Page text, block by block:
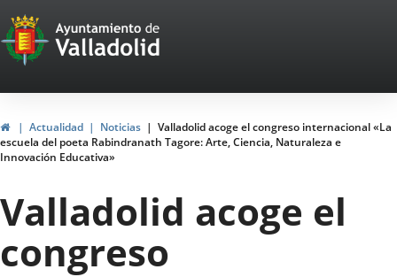
Portal
Web
del
Ayuntamiento
de
Valladolid
InicioActualidad Noticias
Valladolid acoge el congreso internacional «La
escuela del poeta Rabindranath Tagore: Arte, Ciencia, Naturaleza e
Innovación Educativa»
Valladolid acoge el
congreso